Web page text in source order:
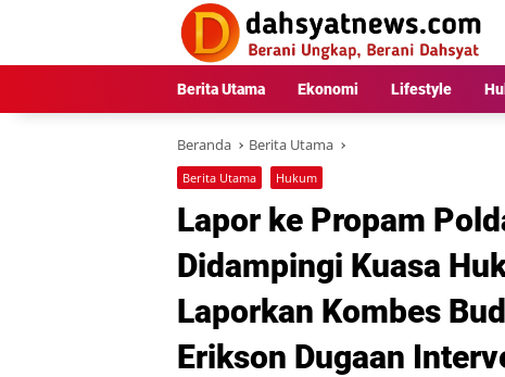
Berita Utama Ekonomi Lifestyle
Beranda Berita Utama
Berita Utama Hukum
Lapor ke Propam
Didampingi Kuasa
Laporkan Kombes
Erikson Dugaan